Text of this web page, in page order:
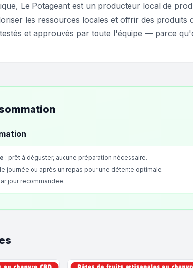
Le Potageant est un producteur local de
les ressources locales et offrir des produits
et approuvés par toute l'équipe — parce
: prêt à déguster, aucune préparation nécessaire.
journée ou après un repas pour une détente optimale.
jour recommandée.